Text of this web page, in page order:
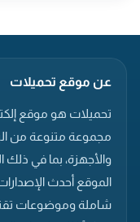
عن موقع تحميلات
تحميلات هو موقع
مجموعة متنوعة من
والأجهزة، بما في ذلك
الموقع أحدث
شاملة وموضوعات